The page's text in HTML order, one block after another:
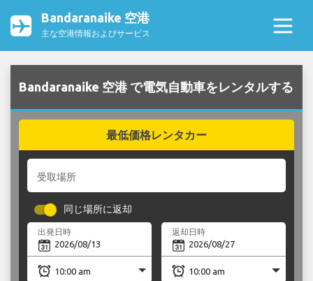
Bandaranaike 空港
主な空港情報およびサービス
Bandaranaike 空港 で電気自動車をレンタルする
最低価格レンタカー
受取場所
同じ場所に返却
出発日時 返却日時